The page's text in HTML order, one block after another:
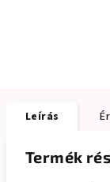
Leírás
Termék